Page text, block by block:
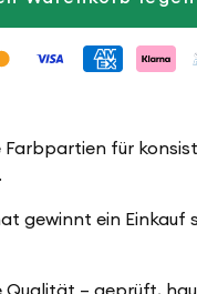
Farbpartien für
gewinnt ein Einkauf
Qualität – geprüft,